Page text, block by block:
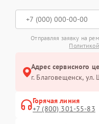
Отправляя заявку на
Адрес сервисного
г. Благовещенск,
Горячая линия
+7 (800) 301-55-83